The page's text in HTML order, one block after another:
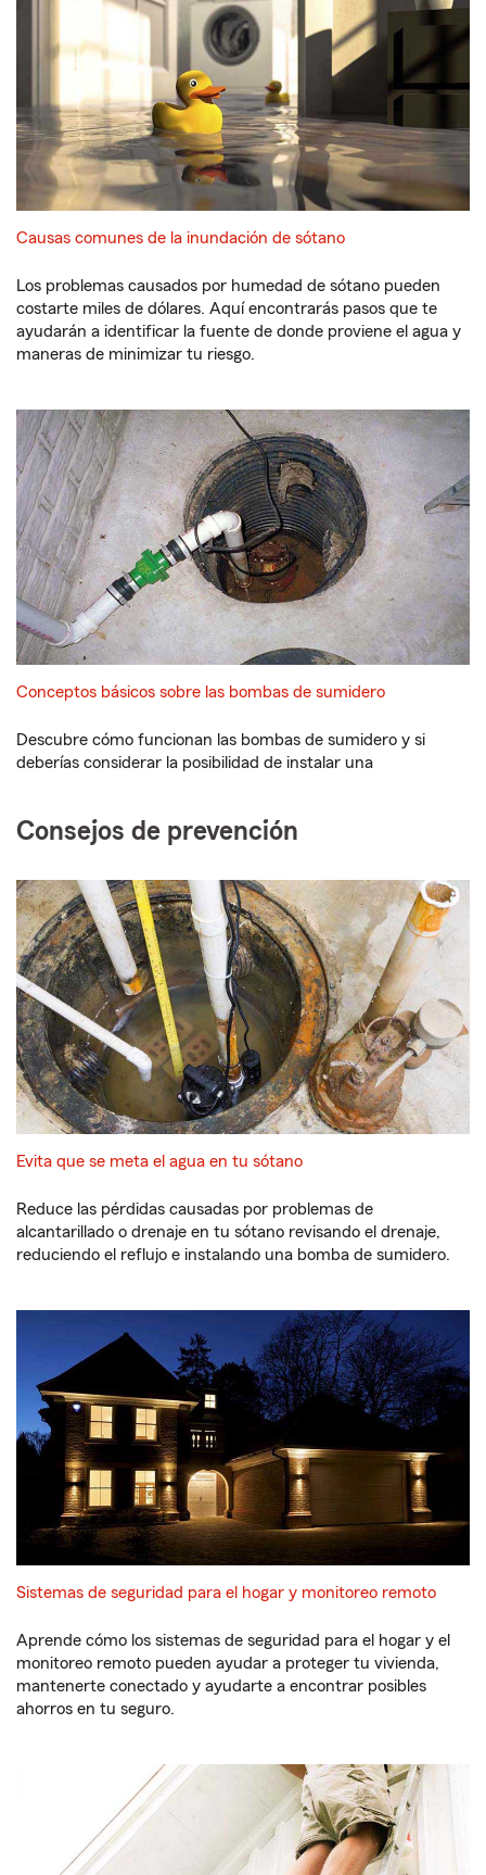
Causas comunes de la inundación de sótano
Los problemas causados por humedad de sótano pueden
costarte miles de dólares. Aquí encontrarás pasos que te
ayudarán a identificar la fuente de donde proviene el agua y
maneras de minimizar tu riesgo.
Conceptos básicos sobre las bombas de sumidero
Descubre cómo funcionan las bombas de sumidero y si
deberías considerar la posibilidad de instalar una
Consejos de prevención
Evita que se meta el agua en tu sótano
Reduce las pérdidas causadas por problemas de
alcantarillado o drenaje en tu sótano revisando el drenaje,
reduciendo el reflujo e instalando una bomba de sumidero.
Sistemas de seguridad para el hogar y monitoreo remoto
Aprende cómo los sistemas de seguridad para el hogar y el
monitoreo remoto pueden ayudar a proteger tu vivienda,
mantenerte conectado y ayudarte a encontrar posibles
ahorros en tu seguro.